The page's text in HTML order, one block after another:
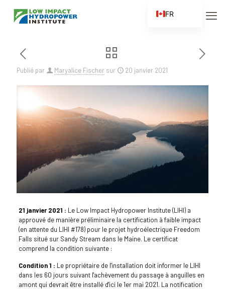
Publié par Maryalice Fischer sur 20 janvier 2021
21 janvier 2021 : Le Low Impact Hydropower Institute (LIHI) a
approuvé de manière préliminaire la certification à faible impact
(en attente du LIHI #178) pour le projet hydroélectrique Freedom
Falls situé sur Sandy Stream dans le Maine. Le certificat
comprend la condition suivante :
Condition 1 : Le propriétaire de l'installation doit informer le LIHI
dans les 60 jours suivant l'achèvement du passage à anguilles en
amont qui devrait être installé d'ici le 1er mai 2021. La notification
FR